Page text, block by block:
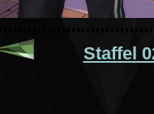
Staffel